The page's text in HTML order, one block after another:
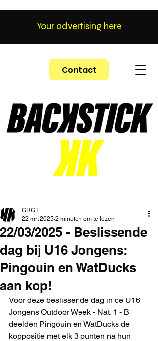
Contact
Your advertising here
22/03/2025 - Beslissende
dag bij U16 Jongens:
Pingouin en WatDucks
aan kop!
GRGT
22 mrt 2025 2 minuten om te lezen
Voor deze beslissende dag in de U16
Jongens Outdoor Week - Nat. 1 - B
deelden Pingouin en WatDucks de
koppositie met elk 3 punten na hun